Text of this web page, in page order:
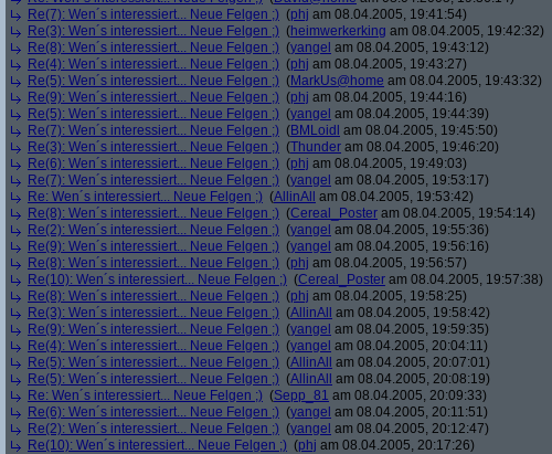
Re(7): Wen´s interessiert... Neue Felgen ;) (phj am 08.04.2005, 19:41:54)
Re(3): Wen´s interessiert... Neue Felgen ;) (heimwerkerking am 08.04.2005, 19:42:32)
Re(8): Wen´s interessiert... Neue Felgen ;) (yangel am 08.04.2005, 19:43:12)
Re(4): Wen´s interessiert... Neue Felgen ;) (phj am 08.04.2005, 19:43:27)
Re(5): Wen´s interessiert... Neue Felgen ;) (MarkUs@home am 08.04.2005, 19:43:32)
Re(9): Wen´s interessiert... Neue Felgen ;) (phj am 08.04.2005, 19:44:16)
Re(5): Wen´s interessiert... Neue Felgen ;) (yangel am 08.04.2005, 19:44:39)
Re(7): Wen´s interessiert... Neue Felgen ;) (BMLoidl am 08.04.2005, 19:45:50)
Re(3): Wen´s interessiert... Neue Felgen ;) (Thunder am 08.04.2005, 19:46:20)
Re(6): Wen´s interessiert... Neue Felgen ;) (phj am 08.04.2005, 19:49:03)
Re(7): Wen´s interessiert... Neue Felgen ;) (yangel am 08.04.2005, 19:53:17)
Re: Wen´s interessiert... Neue Felgen ;) (AllinAll
am 08.04.2005, 19:53:42)
Re(8): Wen´s interessiert... Neue Felgen ;) (Cereal_Poster am 08.04.2005, 19:54:14)
Re(2): Wen´s interessiert... Neue Felgen ;) (yangel am 08.04.2005, 19:55:36)
Re(9): Wen´s interessiert... Neue Felgen ;) (yangel am 08.04.2005, 19:56:16)
Re(8): Wen´s interessiert... Neue Felgen ;) (phj am 08.04.2005, 19:56:57)
Re(10): Wen´s interessiert... Neue Felgen ;) (Cereal_Poster am 08.04.2005, 19:57:38)
Re(8): Wen´s interessiert... Neue Felgen ;) (phj am 08.04.2005, 19:58:25)
Re(3): Wen´s interessiert... Neue Felgen ;) (AllinAll
am 08.04.2005, 19:58:42)
Re(9): Wen´s interessiert... Neue Felgen ;) (yangel am 08.04.2005, 19:59:35)
Re(4): Wen´s interessiert... Neue Felgen ;) (yangel am 08.04.2005, 20:04:11)
Re(5): Wen´s interessiert... Neue Felgen ;) (AllinAll
am 08.04.2005, 20:07:01)
Re(5): Wen´s interessiert... Neue Felgen ;) (AllinAll
am 08.04.2005, 20:08:19)
Re: Wen´s interessiert... Neue Felgen ;) (Sepp_81 am 08.04.2005, 20:09:33)
Re(6): Wen´s interessiert... Neue Felgen ;) (yangel am 08.04.2005, 20:11:51)
Re(2): Wen´s interessiert... Neue Felgen ;) (yangel am 08.04.2005, 20:12:47)
Re(10): Wen´s interessiert... Neue Felgen ;) (phj am 08.04.2005, 20:17:26)